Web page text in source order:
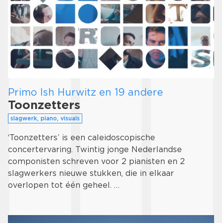
Primo Ish Hurwitz en 19 andere
Toonzetters
slagwerk, piano, visuals
‘Toonzetters’ is een caleidoscopische
concertervaring. Twintig jonge Nederlandse
componisten schreven voor 2 pianisten en 2
slagwerkers nieuwe stukken, die in elkaar
overlopen tot één geheel. …